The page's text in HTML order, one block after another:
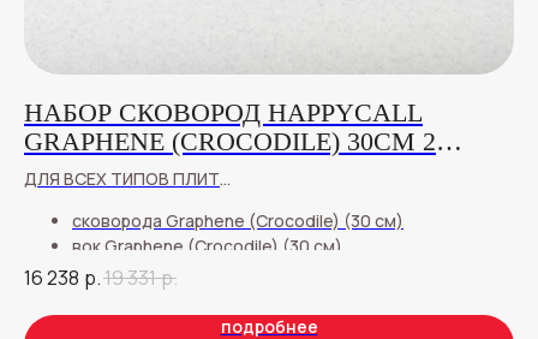
НАБОР СКОВОРОД HAPPYCALL
GRAPHENE (CROCODILE) 30СМ 2
ПРЕДМЕТА
ДЛЯ ВСЕХ ТИПОВ ПЛИТ
сковорода Graphene (Crocodile) (30 см)
вок Graphene (Crocodile) (30 см)
16 238 р.19 331р.
подробнее